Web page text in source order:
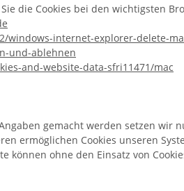
die Cookies bei den wichtigsten
internet-explorer-delete-
und-ablehnen
and-website-data-sfri11471/mac
gemacht werden setzen wir
ermöglichen Cookies unseren
können ohne den Einsatz von